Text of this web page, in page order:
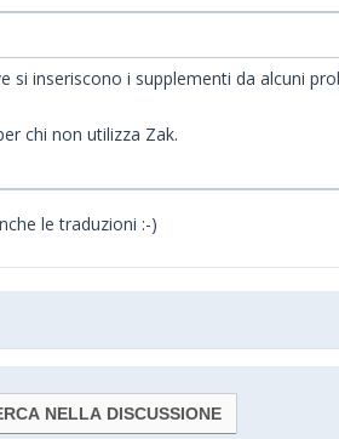
inseriscono i supplementi da alcuni
chi non utilizza Zak.
le traduzioni :-)